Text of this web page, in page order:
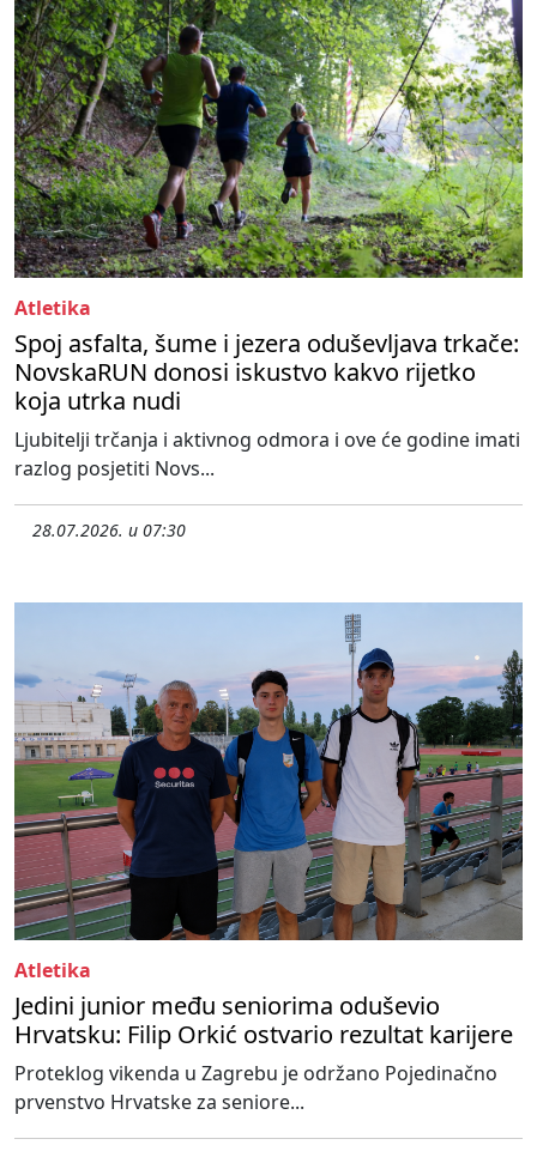
Atletika
Spoj asfalta, šume i jezera oduševljava trkače:
NovskaRUN donosi iskustvo kakvo rijetko
koja utrka nudi
Ljubitelji trčanja i aktivnog odmora i ove će godine imati
razlog posjetiti Novs...
28.07.2026. u 07:30
Atletika
Jedini junior među seniorima oduševio
Hrvatsku: Filip Orkić ostvario rezultat karijere
Proteklog vikenda u Zagrebu je održano Pojedinačno
prvenstvo Hrvatske za seniore...